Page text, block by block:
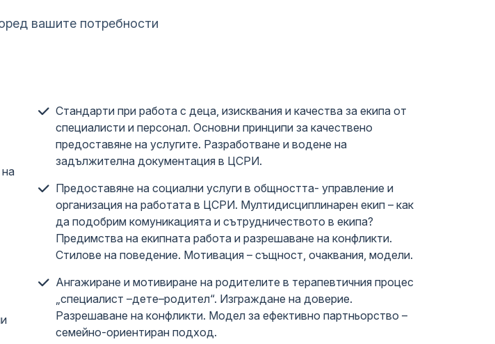
вашите потребности
Стандарти при работа с деца, изисквания и качества за екипа от
специалисти и персонал. Основни принципи за качествено
предоставяне на услугите. Разработване и водене на
задължителна документация в ЦСРИ.
Предоставяне на социални услуги в общността- управление и
организация на работата в ЦСРИ. Мултидисциплинарен екип – как
да подобрим комуникацията и сътрудничеството в екипа?
Предимства на екипната работа и разрешаване на конфликти.
Стилове на поведение. Мотивация – същност, очаквания, модели.
Ангажиране и мотивиране на родителите в терапевтичния процес
„специалист –дете–родител“. Изграждане на доверие.
Разрешаване на конфликти. Модел за ефективно партньорство –
семейно-ориентиран подход.